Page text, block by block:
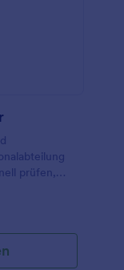
prüfen,